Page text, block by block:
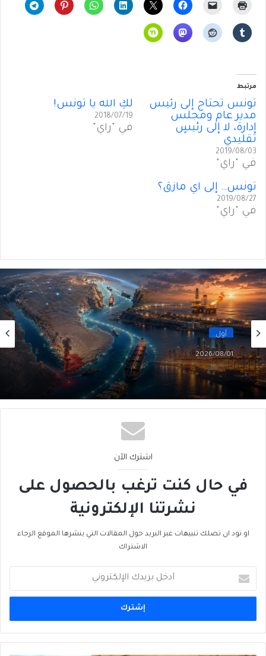
مرتبط
تونس تحتاج إلى رئيس
مدير عام ومجلس
إدارة، لا إلى رئيسٍ
تقليدي
2019/08/03
في "رأي"
لكِ الله يا تونس!
2018/07/19
في "رأي"
تونس… إلى أي مأزق؟
2019/08/27
في "رأي"
أول
2026/08/01
أَمنُ الخليج في زمنِ التحوُّلاتِ الكبرى (3 من 5)
اشترك الآن
في حال كنت ترغب بالحصول على
نشرتنا الإلكترونية
او تود ان تصلك تنبيهات عبر البريد حول المقالات التي ينشرها الموقع الرجاء
الاشتراك
بريدك
الإلكتروني